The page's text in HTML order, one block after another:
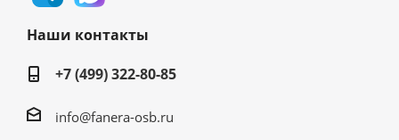
Наши контакты
+7 (499) 322-80-85
info@fanera-osb.ru